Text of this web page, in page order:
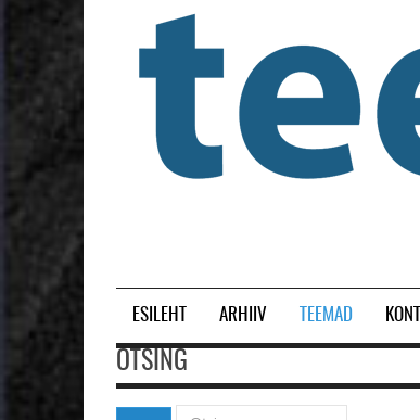
ESILEHT ARHIIV TEEMAD
OTSING
Otsi